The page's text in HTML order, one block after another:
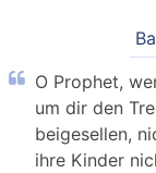
O Prophet,
um dir den
beigesellen,
ihre Kinder